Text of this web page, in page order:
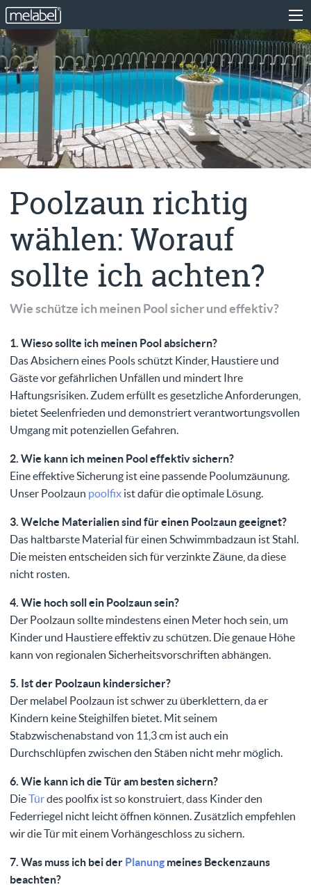
Poolzaun richtig
wählen: Worauf
sollte ich achten?
Wie schütze ich meinen Pool sicher und effektiv?
1. Wieso sollte ich meinen Pool absichern?
Das Absichern eines Pools schützt Kinder, Haustiere und
Gäste vor gefährlichen Unfällen und mindert Ihre
Haftungsrisiken. Zudem erfüllt es gesetzliche Anforderungen,
bietet Seelenfrieden und demonstriert verantwortungsvollen
Umgang mit potenziellen Gefahren.
2. Wie kann ich meinen Pool effektiv sichern?
Eine effektive Sicherung ist eine passende Poolumzäunung.
Unser Poolzaun poolfix ist dafür die optimale Lösung.
3. Welche Materialien sind für einen Poolzaun geeignet?
Das haltbarste Material für einen Schwimmbadzaun ist Stahl.
Die meisten entscheiden sich für verzinkte Zäune, da diese
nicht rosten.
4. Wie hoch soll ein Poolzaun sein?
Der Poolzaun sollte mindestens einen Meter hoch sein, um
Kinder und Haustiere effektiv zu schützen. Die genaue Höhe
kann von regionalen Sicherheitsvorschriften abhängen.
5. Ist der Poolzaun kindersicher?
Der melabel Poolzaun ist schwer zu überklettern, da er
Kindern keine Steighilfen bietet. Mit seinem
Stabzwischenabstand von 11,3 cm ist auch ein
Durchschlüpfen zwischen den Stäben nicht mehr möglich.
6. Wie kann ich die Tür am besten sichern?
DieTürdes poolfix ist so konstruiert, dass Kinder den
Federriegel nicht leicht öffnen können. Zusätzlich empfehlen
wir die Tür mit einem Vorhängeschloss zu sichern.
7. Was muss ich bei der Planung meines Beckenzauns
beachten?